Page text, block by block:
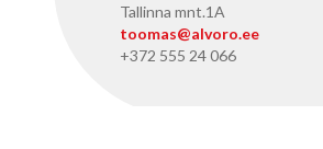
Tallinna mnt.1A
toomas@alvoro.ee
+372 555 24 066